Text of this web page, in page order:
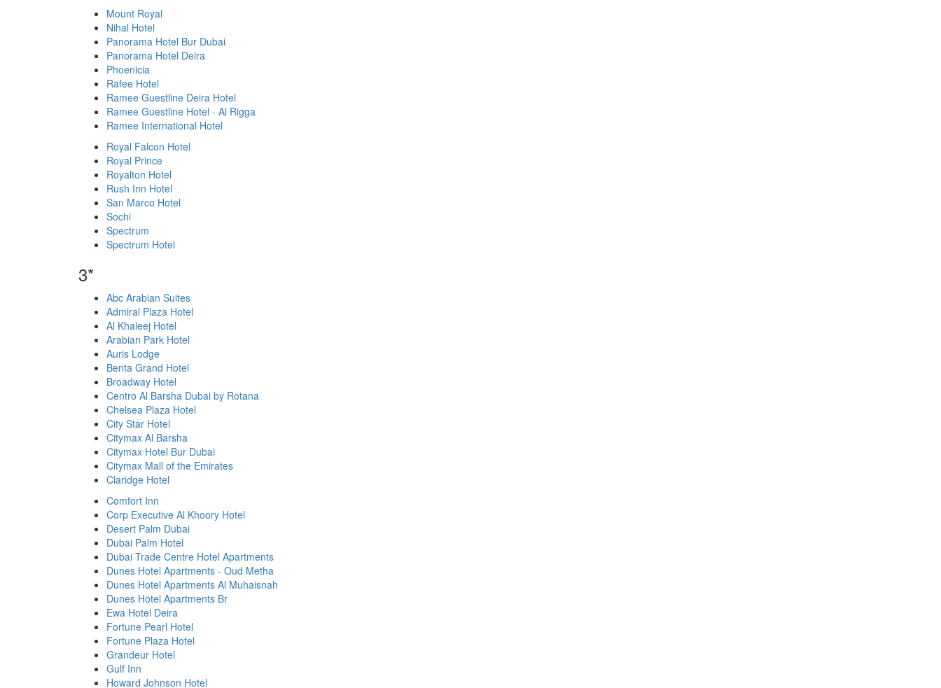
Mount Royal
Nihal Hotel
Panorama Hotel Bur Dubai
Panorama Hotel Deira
Phoenicia
Rafee Hotel
Ramee Guestline Deira Hotel
Ramee Guestline Hotel - Al Rigga
Ramee International Hotel
Royal Falcon Hotel
Royal Prince
Royalton Hotel
Rush Inn Hotel
San Marco Hotel
Sochi
Spectrum
Spectrum Hotel
3*
Abc Arabian Suites
Admiral Plaza Hotel
Al Khaleej Hotel
Arabian Park Hotel
Auris Lodge
Benta Grand Hotel
Broadway Hotel
Centro Al Barsha Dubai by Rotana
Chelsea Plaza Hotel
City Star Hotel
Citymax Al Barsha
Citymax Hotel Bur Dubai
Citymax Mall of the Emirates
Claridge Hotel
Comfort Inn
Corp Executive Al Khoory Hotel
Desert Palm Dubai
Dubai Palm Hotel
Dubai Trade Centre Hotel Apartments
Dunes Hotel Apartments - Oud Metha
Dunes Hotel Apartments Al Muhaisnah
Dunes Hotel Apartments Br
Ewa Hotel Deira
Fortune Pearl Hotel
Fortune Plaza Hotel
Grandeur Hotel
Gulf Inn
Howard Johnson Hotel